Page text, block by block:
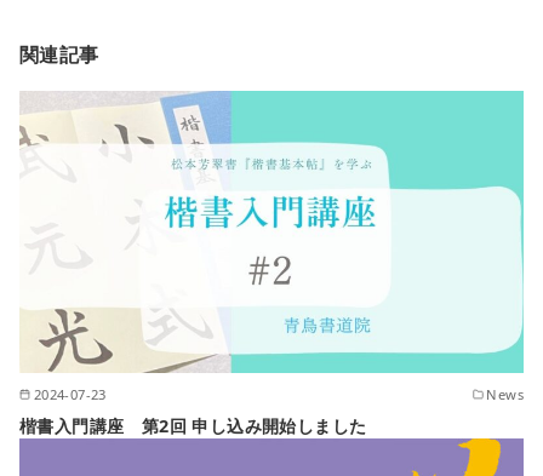
関連記事
2024-07-23 News
楷書入門講座 第2回 申し込み開始しました